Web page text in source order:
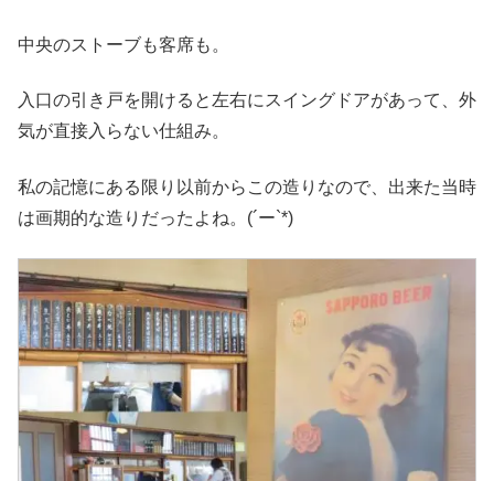
中央のストーブも客席も。
入口の引き戸を開けると左右にスイングドアがあって、外
気が直接入らない仕組み。
私の記憶にある限り以前からこの造りなので、出来た当時
は画期的な造りだったよね。(´ー`*)